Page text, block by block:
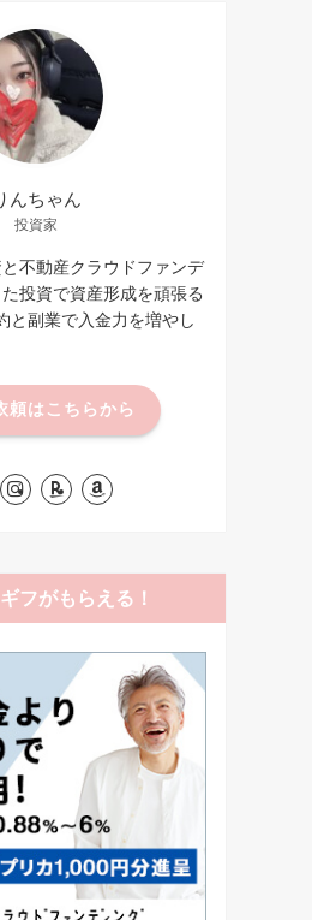
んちゃん
投資家
不動産クラウドファンデ
投資で資産形成を頑張る
と副業で入金力を増やし
頼はこちらから
フがもらえる！